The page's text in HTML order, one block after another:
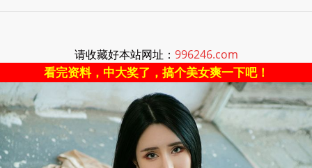
请收藏好本站网址： 996246.com
看完资料，中大奖了，搞个美女爽一下吧！